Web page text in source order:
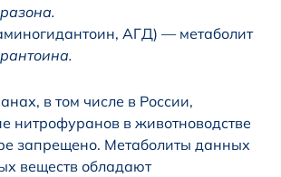
АГД) — метаболит
в том числе в России,
нитрофуранов в животноводстве
запрещено. Метаболиты данных
веществ обладают